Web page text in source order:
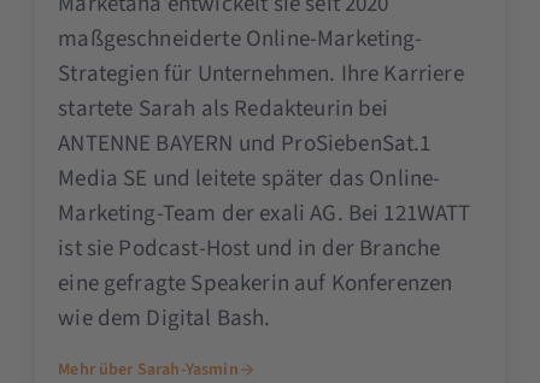
maßgeschneiderte Online-Marketing-
Strategien für Unternehmen. Ihre Karriere
startete Sarah als Redakteurin bei
ANTENNE BAYERN und ProSiebenSat.1
Media SE und leitete später das Online-
Marketing-Team der exali AG. Bei 121WATT
ist sie Podcast-Host und in der Branche
eine gefragte Speakerin auf Konferenzen
wie dem Digital Bash.
Mehr über Sarah-Yasmin